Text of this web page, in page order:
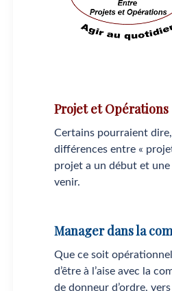
Projet et Opérations
Certains pourraient
différences entre «
projet a un début et une
venir.
Manager dans la
Que ce soit
d’être à l’aise avec la
de donneur d’ordre,